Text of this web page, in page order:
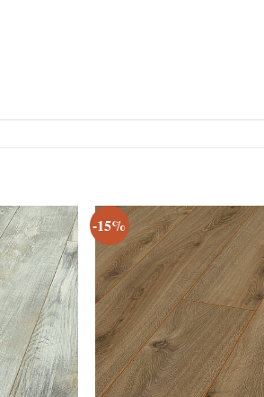
-15%